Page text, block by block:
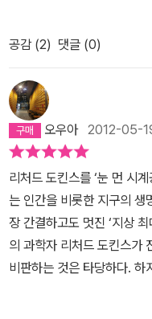
상을 보는 다른 관점'으로
하는 생각이 든다.우리가 열
나 우리와 가까이 있으며 매
s. <만들어진 신>은 아직 안
을 하실지 그분의 강의가 궁
든다. 어린이와 부모가 함
심을 자극해준다면 이보다
정도로 흥미롭고 쉽고 재미
꼭 읽어보셨으면 한 다.
공감 (2) 댓글 (0)
오우아2012-05-
리처드 도킨스를 ‘눈 먼 시
는 인간을 비롯한 지구의 생
장 간결하고도 멋진 ‘지상
의 과학자 리처드 도킨스가
비판하는 것은 타당하다. 하
로움 때문이라고 할 수 있